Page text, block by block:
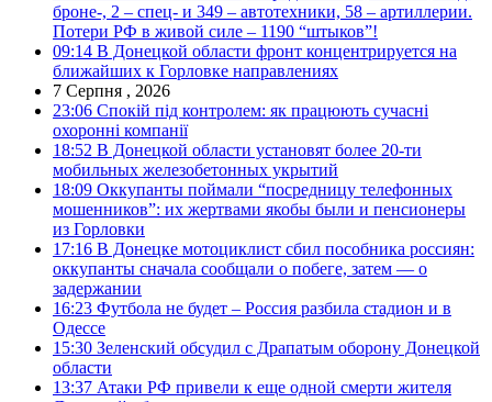
броне-, 2 – спец- и 349 – автотехники, 58 – артиллерии.
Потери РФ в живой силе – 1190 “штыков”!
09:14 В Донецкой области фронт концентрируется на
ближайших к Горловке направлениях
7 Серпня , 2026
23:06 Спокій під контролем: як працюють сучасні
охоронні компанії
18:52 В Донецкой области установят более 20-ти
мобильных железобетонных укрытий
18:09 Оккупанты поймали “посредницу телефонных
мошенников”: их жертвами якобы были и пенсионеры
из Горловки
17:16 В Донецке мотоциклист сбил пособника россиян:
оккупанты сначала сообщали о побеге, затем — о
задержании
16:23 Футбола не будет – Россия разбила стадион и в
Одессе
15:30 Зеленский обсудил с Драпатым оборону Донецкой
области
13:37 Атаки РФ привели к еще одной смерти жителя